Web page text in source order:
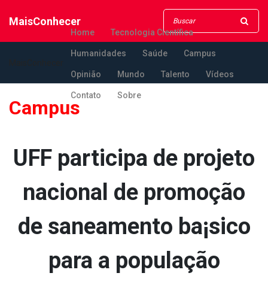
MaisConhecer
Home Tecnologia Científica
Humanidades Saúde Campus
Opinião Mundo Talento Vídeos
Contato Sobre
Campus
UFF participa de projeto
nacional de promoção
de saneamento ba¡sico
para a população